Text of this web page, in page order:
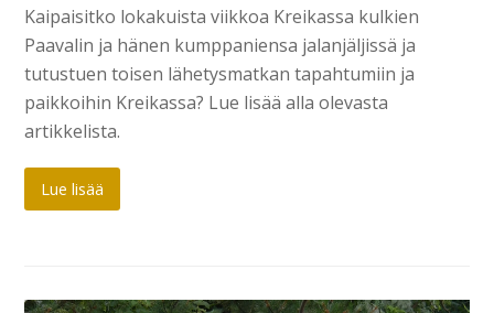
Kaipaisitko lokakuista viikkoa Kreikassa kulkien
Paavalin ja hänen kumppaniensa jalanjäljissä ja
tutustuen toisen lähetysmatkan tapahtumiin ja
paikkoihin Kreikassa? Lue lisää alla olevasta
artikkelista.
Lue lisää